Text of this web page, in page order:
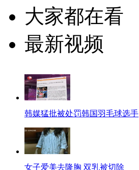
大家都在看
最新视频
韩媒猛批被处罚韩国羽毛球选手
女子爱美去隆胸 双乳被切除